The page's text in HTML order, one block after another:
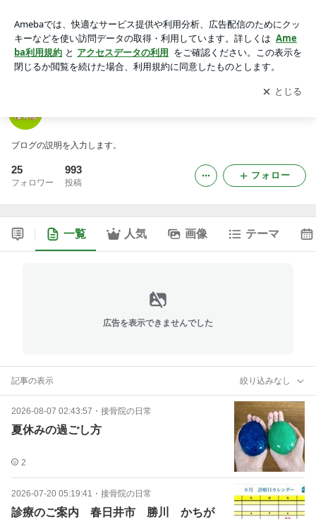
アプリをダウンロードして ブログの更新通知
を受け取りまし
ょう。
開く
ブログの説明を入力します。
25
フォロワー
993
投稿
フォロー
一覧 人気 画像 テーマ
広告を表示できませんでした
記事の表示 絞り込みなし
2026-08-07 02:43:57 ・ 接骨院の日常
夏休みの過ごし方
2
2026-07-20 05:19:41 ・ 接骨院の日常
診療のご案内 春日井市 勝川 かちが